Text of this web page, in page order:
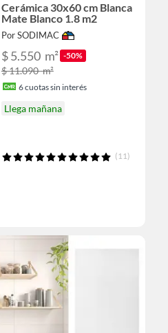
Cerámica 30x60 cm Blanca
Mate Blanco 1.8 m2
Por SODIMAC
$ 5.550 m² -50%
$ 11.090m²
6cuotas sin interés
Llega mañana
(11)